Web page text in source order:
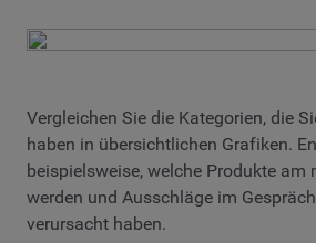
Vergleichen Sie die Kategorien, die
haben in übersichtlichen Grafiken.
beispielsweise, welche Produkte am
werden und Ausschläge im
verursacht haben.